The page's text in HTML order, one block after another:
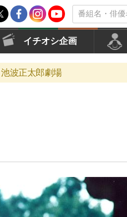
イチオシ企画
池波正太郎劇場